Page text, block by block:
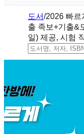
도서/2026 빠르
출 족보+기출&
일) 제공, 시험